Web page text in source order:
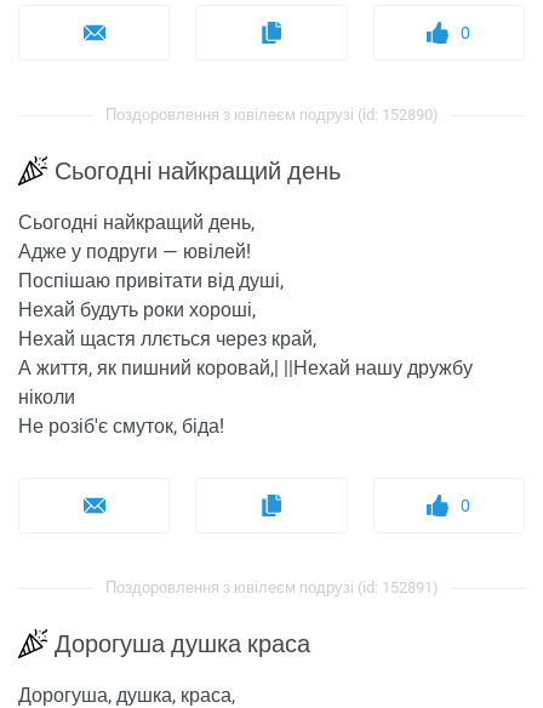
0
Поздоровлення з ювілеєм подрузі (id: 152890)
Сьогодні найкращий день
Сьогодні найкращий день,
Адже у подруги — ювілей!
Поспішаю привітати від душі,
Нехай будуть роки хороші,
Нехай щастя ллється через край,
А життя, як пишний коровай,| ||Нехай нашу дружбу
ніколи
Не розіб'є смуток, біда!
0
Поздоровлення з ювілеєм подрузі (id: 152891)
Дорогуша душка краса
Дорогуша, душка, краса,